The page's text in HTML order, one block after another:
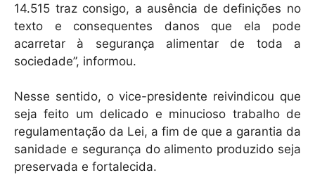
14.515 traz consigo, a ausência de definições no
texto e consequentes danos que ela pode
acarretar à segurança alimentar de toda a
sociedade”, informou.
Nesse sentido, o vice-presidente reivindicou que
seja feito um delicado e minucioso trabalho de
regulamentação da Lei, a fim de que a garantia da
sanidade e segurança do alimento produzido seja
preservada e fortalecida.